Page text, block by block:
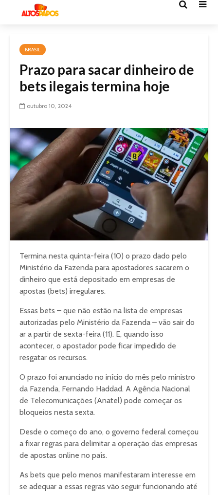
BRASIL
Prazo para sacar dinheiro de
bets ilegais termina hoje
outubro 10, 2024
Termina nesta quinta-feira (10) o prazo dado pelo
Ministério da Fazenda para apostadores sacarem o
dinheiro que está depositado em empresas de
apostas (bets) irregulares.
Essas bets – que não estão na lista de empresas
autorizadas pelo Ministério da Fazenda – vão sair do
ar a partir de sexta-feira (11). E, quando isso
acontecer, o apostador pode ficar impedido de
resgatar os recursos.
O prazo foi anunciado no início do mês pelo ministro
da Fazenda, Fernando Haddad. A Agência Nacional
de Telecomunicações (Anatel) pode começar os
bloqueios nesta sexta.
Desde o começo do ano, o governo federal começou
a fixar regras para delimitar a operação das empresas
de apostas online no país.
As bets que pelo menos manifestaram interesse em
se adequar a essas regras vão seguir funcionando até